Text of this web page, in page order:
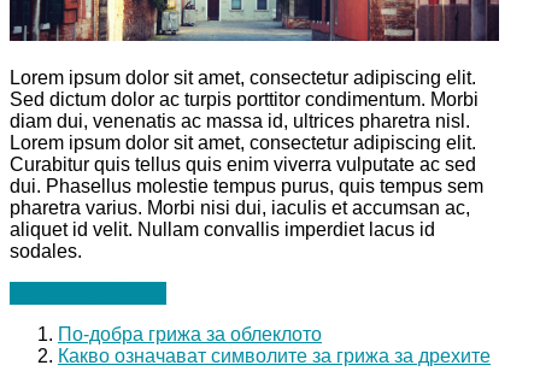
Lorem ipsum dolor sit amet, consectetur adipiscing elit.
Sed dictum dolor ac turpis porttitor condimentum. Morbi
diam dui, venenatis ac massa id, ultrices pharetra nisl.
Lorem ipsum dolor sit amet, consectetur adipiscing elit.
Curabitur quis tellus quis enim viverra vulputate ac sed
dui. Phasellus molestie tempus purus, quis tempus sem
pharetra varius. Morbi nisi dui, iaculis et accumsan ac,
aliquet id velit. Nullam convallis imperdiet lacus id
sodales.
По-добра грижа за облеклото
Какво означават символите за грижа за дрехите